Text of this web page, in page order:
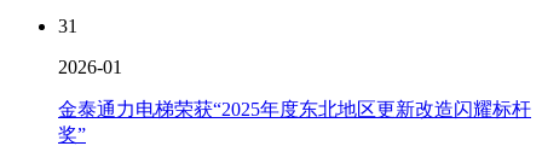
31
2026-01
金泰通力电梯荣获“2025年度东北地区更新改造闪耀标杆
奖”